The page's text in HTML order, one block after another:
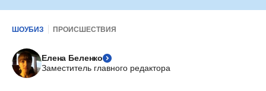
ШОУБИЗ ПРОИСШЕСТВИЯ
Елена Беленко
Заместитель главного редактора